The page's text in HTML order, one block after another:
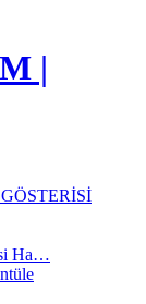
|
Ha…